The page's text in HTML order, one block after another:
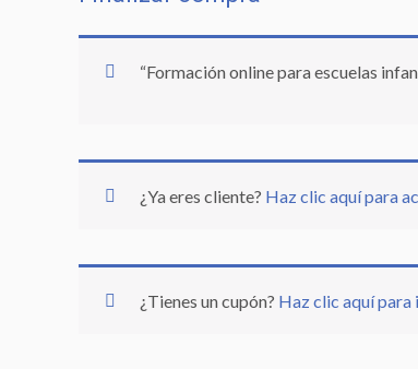
“Formación online para escuelas
¿Ya eres cliente? Haz clic aquí para
¿Tienes un cupón? Haz clic aquí